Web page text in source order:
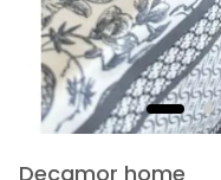
Decamor home